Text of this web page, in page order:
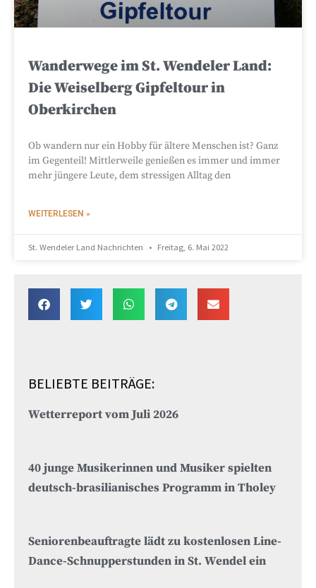
Wanderwege im St. Wendeler Land:
Die Weiselberg Gipfeltour in
Oberkirchen
Ob wandern nur ein Hobby für ältere Menschen ist? Ganz
im Gegenteil! Mittlerweile genießen es immer und immer
mehr jüngere Leute, dem stressigen Alltag den
WEITERLESEN »
St. Wendeler Land Nachrichten Freitag, 6. Mai 2022
BELIEBTE BEITRÄGE:
Wetterreport vom Juli 2026
40 junge Musikerinnen und Musiker spielten
deutsch-brasilianisches Programm in Tholey
Seniorenbeauftragte lädt zu kostenlosen Line-
Dance-Schnupperstunden in St. Wendel ein